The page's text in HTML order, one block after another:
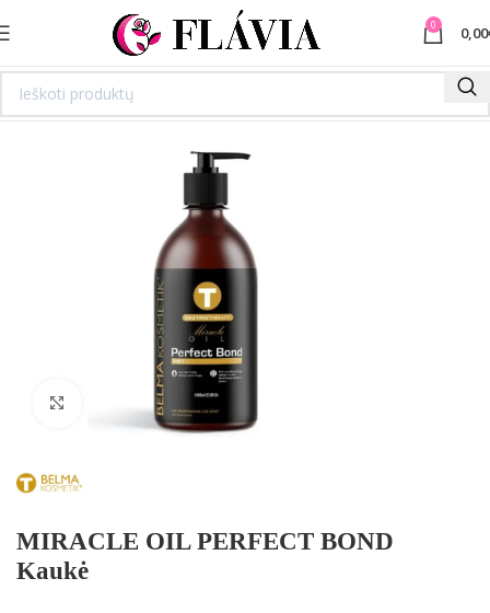
0 0,00
Spustelėkite norėdami padidinti
MIRACLE OIL PERFECT BOND
Kaukė